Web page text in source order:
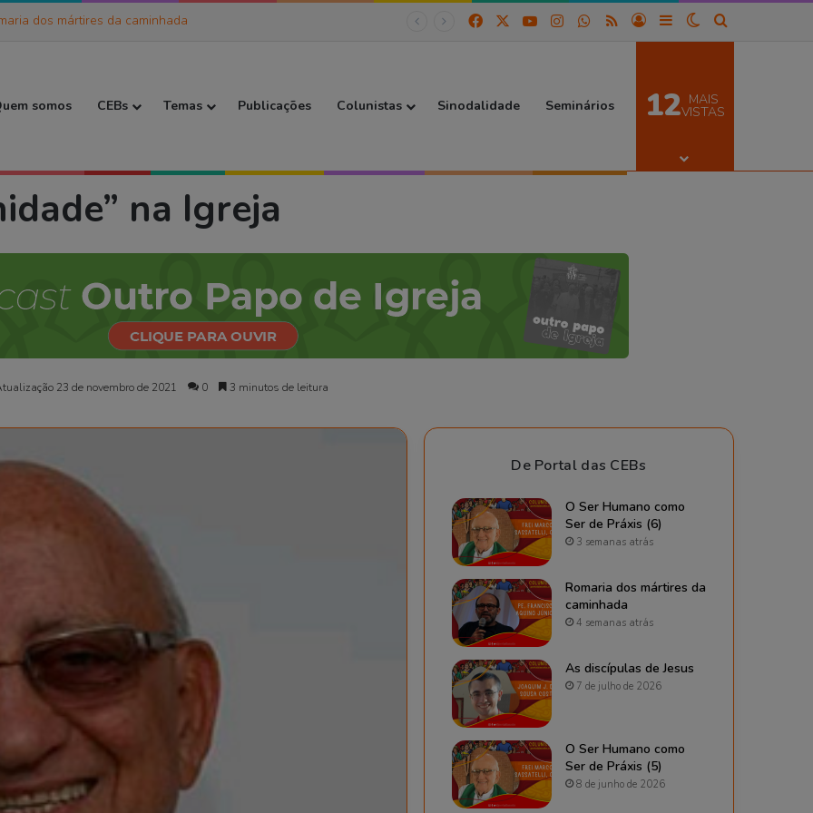
de Jesus FacebookYouTubeInstagramWhatsApp
RSSEntrarBarra Lateral
Switch skin
Procurar por
Inicialsomos CEBs Temas Publicações Colunistas Sinodalidade Seminários 12 MAIS
VISTAS
na Igreja
23 de novembro de 2021 0 3 minutos de leitura
De Portal das CEBs
O Ser Humano como
Ser de Práxis (6)
3 semanas atrás
Romaria dos mártires da
caminhada
4 semanas atrás
As discípulas de Jesus
7 de julho de 2026
O Ser Humano como
Ser de Práxis (5)
8 de junho de 2026